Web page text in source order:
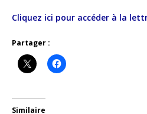
Cliquez ici pour accéder à la
Partager :
Similaire